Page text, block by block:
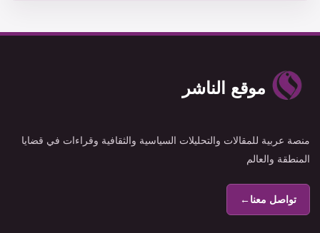
موقع الناشر
منصة عربية للمقالات والتحليلات السياسية والثقافية وقراءات في قضايا
المنطقة والعالم
تواصل معنا←